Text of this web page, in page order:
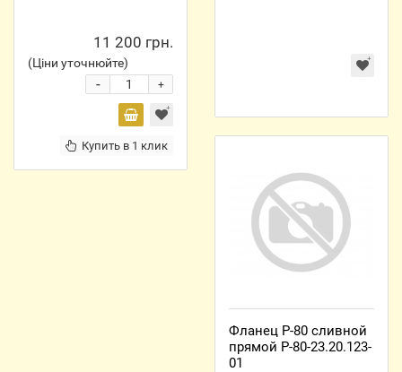
11 200 грн.
(Ціни уточнюйте)
+
-
Купить в 1 клик
Фланец Р-80 сливной
прямой Р-80-23.20.123-
01